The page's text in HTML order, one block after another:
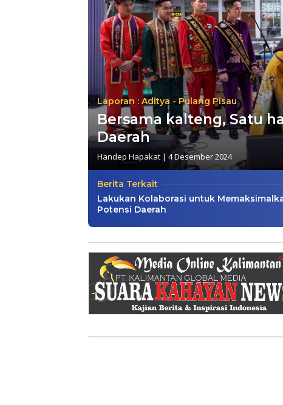
Laporan : Aditya - Pulang Pisau
Bersama kalteng, Satu
Daerah
Handep Hapakat | 4 Desember 2024
Berita Terkait
Lakukan Kolaborasi untuk
Potensi Daerah